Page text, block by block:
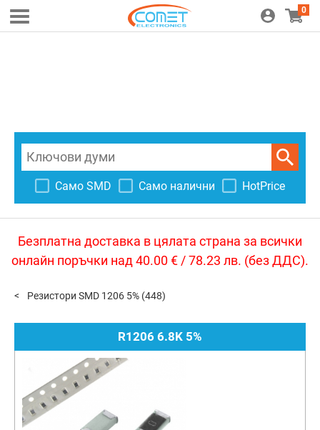
0
Само SMD Само налични HotPrice
Безплатна доставка в цялата страна за всички
онлайн поръчки над 40.00 € / 78.23 лв. (без ДДС).
Резистори SMD 1206 5% (448)
R1206 6.8K 5%